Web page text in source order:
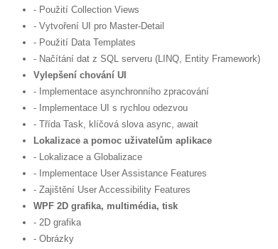
- Použití Collection Views
- Vytvoření UI pro Master-Detail
- Použití Data Templates
- Načítání dat z SQL serveru (LINQ, Entity Framework)
Vylepšení chování UI
- Implementace asynchronního zpracování
- Implementace UI s rychlou odezvou
- Třída Task, klíčová slova async, await
Lokalizace a pomoc uživatelům aplikace
- Lokalizace a Globalizace
- Implementace User Assistance Features
- Zajištění User Accessibility Features
WPF 2D grafika, multimédia, tisk
- 2D grafika
- Obrázky